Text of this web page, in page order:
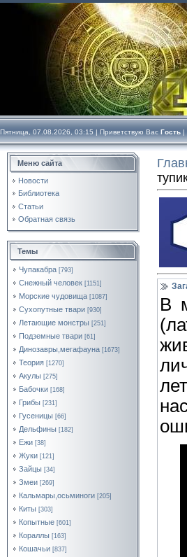
Пятница, 07.08.2026, 03:15 | Приветствую Вас Гость |
Меню сайта
Новости
Библиотека
Статьи
Обратная связь
Темы
Чупакабра [793]
Снежный человек [1151]
Морские чудовища [1087]
Сухопутные твари [930]
Летающие монстры [251]
Подземные твари [61]
Динозавры,мегафауна [1673]
Теория [1270]
Акулы [275]
Бабочки [168]
Грибы [231]
Гусеницы [66]
Дельфины [182]
Ежи [38]
Жуки [121]
Зайцы [34]
Змеи [269]
Кальмары,осьминоги [205]
Киты [303]
Копытные [601]
Кораллы [163]
Кошачьи [837]
В